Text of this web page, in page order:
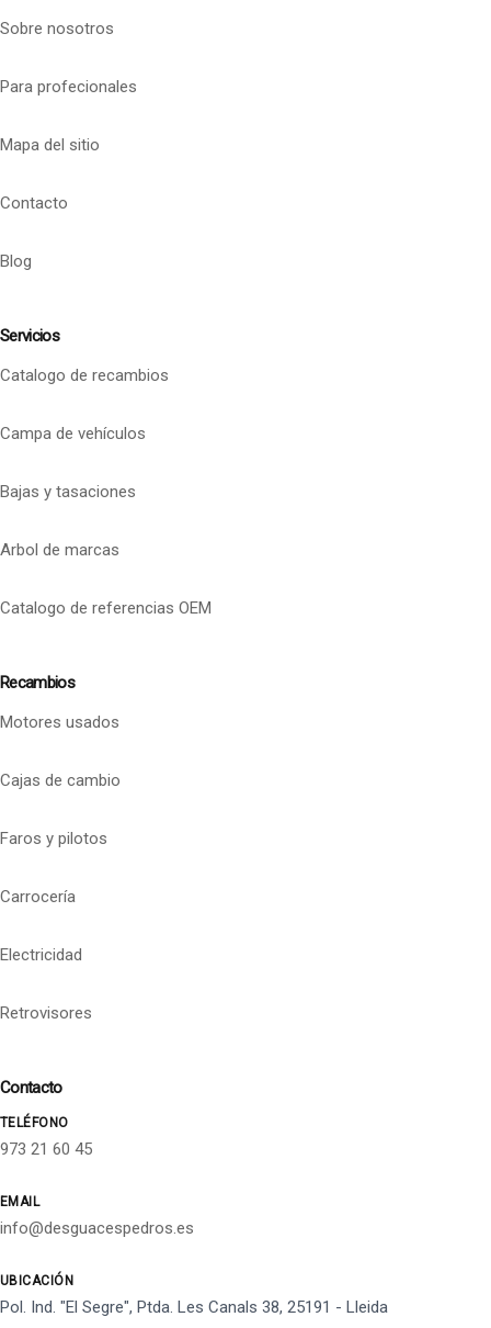
Sobre nosotros
Para profecionales
Mapa del sitio
Contacto
Blog
Servicios
Catalogo de recambios
Campa de vehículos
Bajas y tasaciones
Arbol de marcas
Catalogo de referencias OEM
Recambios
Motores usados
Cajas de cambio
Faros y pilotos
Carrocería
Electricidad
Retrovisores
Contacto
TELÉFONO
973 21 60 45
EMAIL
info@desguacespedros.es
UBICACIÓN
Pol. Ind. "El Segre", Ptda. Les Canals 38, 25191 - Lleida